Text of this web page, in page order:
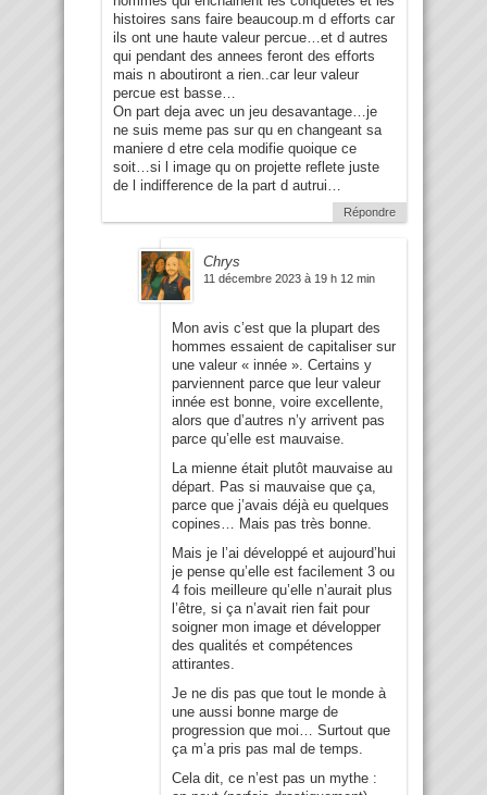
histoires sans faire beaucoup.m d efforts car
ils ont une haute valeur percue…et d autres
qui pendant des annees feront des efforts
mais n aboutiront a rien..car leur valeur
percue est basse…
On part deja avec un jeu desavantage…je
ne suis meme pas sur qu en changeant sa
maniere d etre cela modifie quoique ce
soit…si l image qu on projette reflete juste
de l indifference de la part d autrui…
Répondre
Chrys
11 décembre 2023 à 19 h 12 min
Mon avis c’est que la plupart des
hommes essaient de capitaliser sur
une valeur « innée ». Certains y
parviennent parce que leur valeur
innée est bonne, voire excellente,
alors que d’autres n’y arrivent pas
parce qu’elle est mauvaise.
La mienne était plutôt mauvaise au
départ. Pas si mauvaise que ça,
parce que j’avais déjà eu quelques
copines… Mais pas très bonne.
Mais je l’ai développé et aujourd’hui
je pense qu’elle est facilement 3 ou
4 fois meilleure qu’elle n’aurait plus
l’être, si ça n’avait rien fait pour
soigner mon image et développer
des qualités et compétences
attirantes.
Je ne dis pas que tout le monde à
une aussi bonne marge de
progression que moi… Surtout que
ça m’a pris pas mal de temps.
Cela dit, ce n’est pas un mythe :